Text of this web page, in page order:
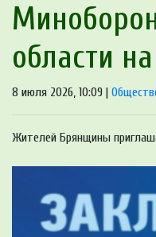
области
8 июля 2026, 10:09 |
Жителей Брянщины